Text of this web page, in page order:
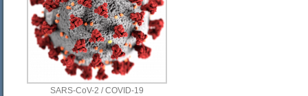
SARS-CoV-2 / COVID‑19